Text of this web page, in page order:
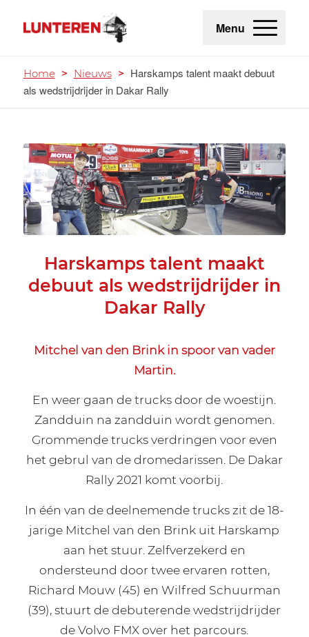
Menu
Home > Nieuws > Harskamps talent maakt debuut
als wedstrijdrijder in Dakar Rally
Harskamps talent maakt
debuut als wedstrijdrijder in
Dakar Rally
Mitchel van den Brink in spoor van vader
Martin.
En weer gaan de trucks door de woestijn.
Zandduin na zandduin wordt genomen.
Grommende trucks verdringen voor even
het gebrul van de dromedarissen. De Dakar
Rally 2021 komt voorbij.
In één van de deelnemende trucks zit de 18-
jarige Mitchel van den Brink uit Harskamp
aan het stuur. Zelfverzekerd en
ondersteund door twee ervaren rotten,
Richard Mouw (45) en Wilfred Schuurman
(39), stuurt de debuterende wedstrijdrijder
de Volvo FMX over het parcours.